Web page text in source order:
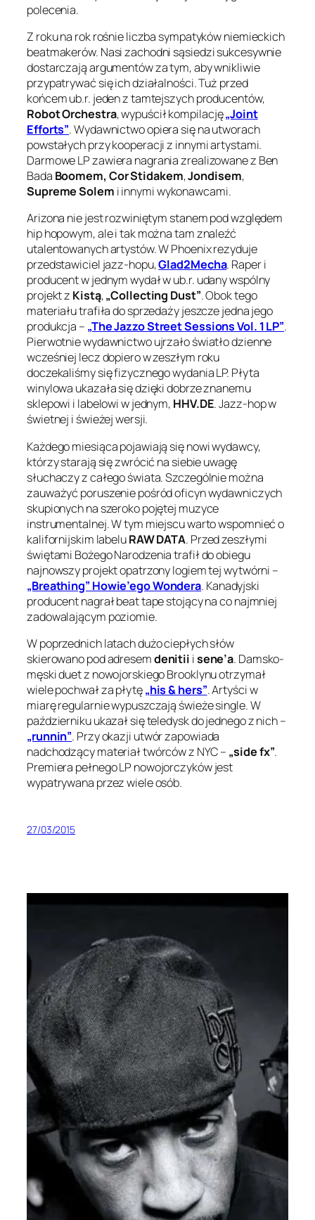
polecenia.
Z roku na rok rośnie liczba sympatyków niemieckich
beatmakerów. Nasi zachodni sąsiedzi sukcesywnie
dostarczają argumentów za tym, aby wnikliwie
przypatrywać się ich działalności. Tuż przed
końcem ub.r. jeden z tamtejszych producentów,
Robot Orchestra, wypuścił kompilację„Joint
Efforts”. Wydawnictwo opiera się na utworach
powstałych przy kooperacji z innymi artystami.
Darmowe LP zawiera nagrania zrealizowane z Ben
Bada Boomem, Cor Stidakem,Jondisem,
Supreme Solem i innymi wykonawcami.
Arizona nie jest rozwiniętym stanem pod względem
hip hopowym, ale i tak można tam znaleźć
utalentowanych artystów. W Phoenix rezyduje
przedstawiciel jazz-hopu,Glad2Mecha. Raper i
producent w jednym wydał w ub.r. udany wspólny
projekt z Kistą,„Collecting Dust”. Obok tego
materiału trafiła do sprzedaży jeszcze jedna jego
produkcja – „The Jazzo Street Sessions Vol. 1 LP”.
Pierwotnie wydawnictwo ujrzało światło dzienne
wcześniej lecz dopiero w zeszłym roku
doczekaliśmy się fizycznego wydania LP. Płyta
winylowa ukazała się dzięki dobrze znanemu
sklepowi i labelowi w jednym, HHV.DE. Jazz-hop w
świetnej i świeżej wersji.
Każdego miesiąca pojawiają się nowi wydawcy,
którzy starają się zwrócić na siebie uwagę
słuchaczy z całego świata. Szczególnie można
zauważyć poruszenie pośród oficyn wydawniczych
skupionych na szeroko pojętej muzyce
instrumentalnej. W tym miejscu warto wspomnieć o
kalifornijskim labeluRAW DATA. Przed zeszłymi
świętami Bożego Narodzenia trafił do obiegu
najnowszy projekt opatrzony logiem tej wytwórni –
„Breathing” Howie’ego Wondera. Kanadyjski
producent nagrał beat tape stojący na co najmniej
zadowalającym poziomie.
W poprzednich latach dużo ciepłych słów
skierowano pod adresemdenitii isene’a. Damsko-
męski duet z nowojorskiego Brooklynu otrzymał
wiele pochwał za płytę„his & hers”. Artyści w
miarę regularnie wypuszczają świeże single. W
październiku ukazał się teledysk do jednego z nich –
„runnin”. Przy okazji utwór zapowiada
nadchodzący materiał twórców z NYC – „side fx”.
Premiera pełnego LP nowojorczyków jest
wypatrywana przez wiele osób.
27/03/2015